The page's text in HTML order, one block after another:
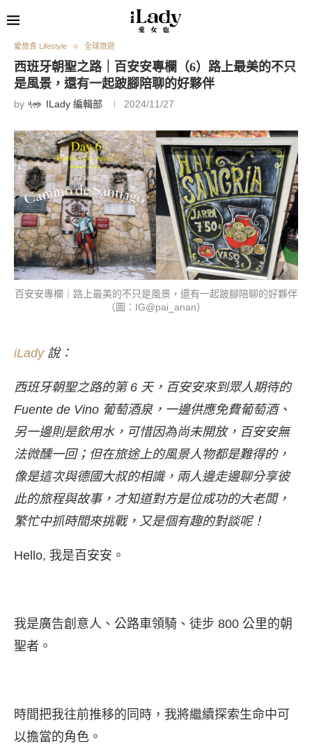
愛旅食 Lifestyle 全球旅遊
西班牙朝聖之路｜百安安專欄（6）路上最美的不只
是風景，還有一起跛腳陪聊的好夥伴
by ILady 編輯部 2024/11/27
百安安專欄｜路上最美的不只是風景，還有一起跛腳陪聊的好夥伴
（圖：IG@pai_anan）
iLady說：
西班牙朝聖之路的第 6 天，百安安來到眾人期待的
Fuente de Vino 葡萄酒泉，一邊供應免費葡萄酒、
另一邊則是飲用水，可惜因為尚未開放，百安安無
法微醺一回；但在旅途上的風景人物都是難得的，
像是這次與德國大叔的相識，兩人邊走邊聊分享彼
此的旅程與故事，才知道對方是位成功的大老闆，
繁忙中抓時間來挑戰，又是個有趣的對談呢！
Hello, 我是百安安。
我是廣告創意人、公路車領騎、徒步 800 公里的朝
聖者。
時間把我往前推移的同時，我將繼續探索生命中可
以擔當的角色。